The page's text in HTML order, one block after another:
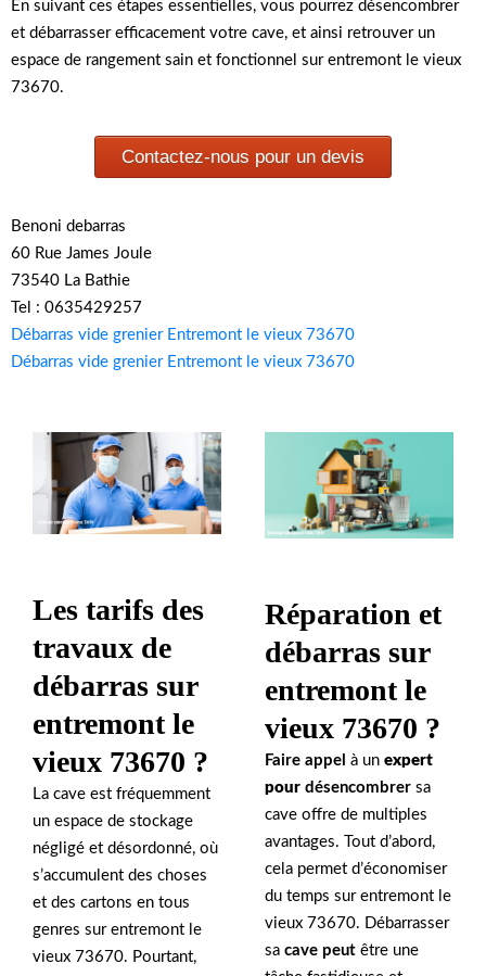
En suivant ces étapes essentielles, vous pourrez désencombrer
et débarrasser efficacement votre cave, et ainsi retrouver un
espace de rangement sain et fonctionnel sur entremont le vieux
73670.
Contactez-nous pour un devis
Benoni debarras
60 Rue James Joule
73540 La Bathie
Tel : 0635429257
Débarras vide grenier Entremont le vieux 73670
Débarras vide grenier Entremont le vieux 73670
Les tarifs des
travaux de
débarras sur
entremont le
vieux 73670 ?
La cave est fréquemment
un espace de stockage
négligé et désordonné, où
s’accumulent des choses
et des cartons en tous
genres sur entremont le
vieux 73670. Pourtant,
Réparation et
débarras sur
entremont le
vieux 73670 ?
Faire appel à un expert
pour désencombrer sa
cave offre de multiples
avantages. Tout d’abord,
cela permet d’économiser
du temps sur entremont le
vieux 73670. Débarrasser
sa cave peut être une